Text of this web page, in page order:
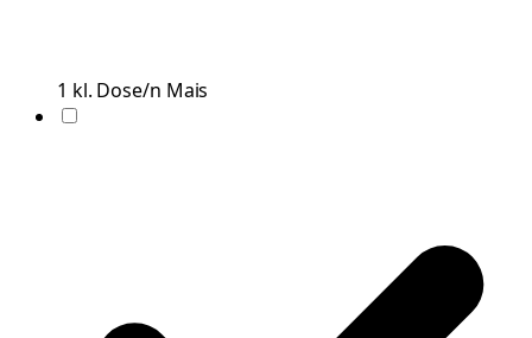
1 kl. Dose/n Mais